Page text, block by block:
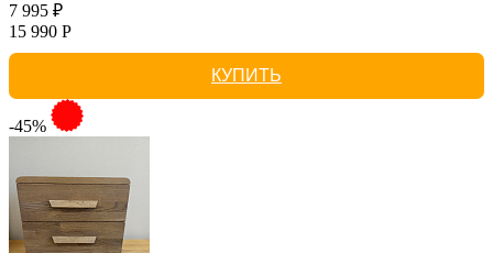
7 995 ₽
15 990 Р
КУПИТЬ
-45%